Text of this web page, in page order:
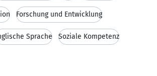
Forschung und Entwicklung
Sprache Soziale Kompetenz